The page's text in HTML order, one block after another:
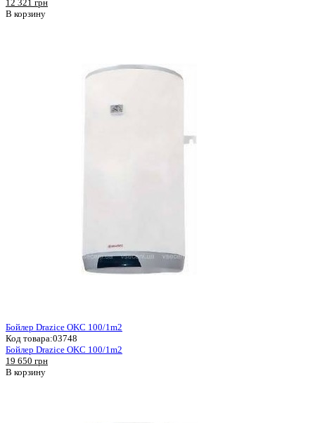
12 321 грн
В корзину
Бойлер Drazice OKC 100/1m2
Код товара:03748
Бойлер Drazice OKC 100/1m2
19 650 грн
В корзину